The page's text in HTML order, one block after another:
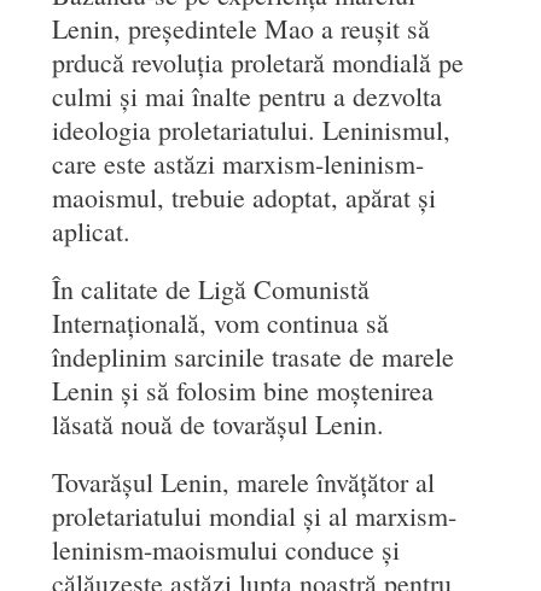
Lenin, președintele Mao a reușit să
prducă revoluția proletară mondială pe
culmi și mai înalte pentru a dezvolta
ideologia proletariatului. Leninismul,
care este astăzi marxism-leninism-
maoismul, trebuie adoptat, apărat și
aplicat.
În calitate de Ligă Comunistă
Internațională, vom continua să
îndeplinim sarcinile trasate de marele
Lenin și să folosim bine moștenirea
lăsată nouă de tovarășul Lenin.
Tovarășul Lenin, marele învățător al
proletariatului mondial și al marxism-
leninism-maoismului conduce și
călăuzește astăzi lupta noastră pentru